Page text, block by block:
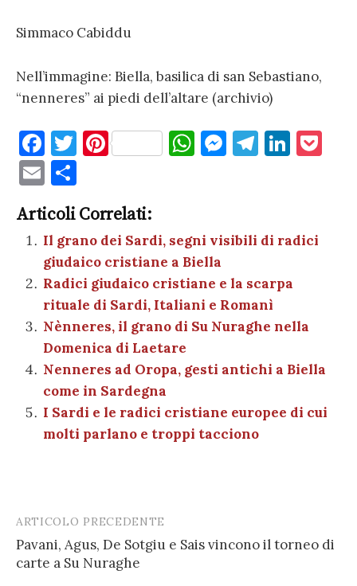
Simmaco Cabiddu
Nell’immagine: Biella, basilica di san Sebastiano,
“nenneres” ai piedi dell’altare (archivio)
F
a
c
e
b
o
o
k
T
te
r
Pi
es
t
W
A
p
p
M
g
er
T
a
Li
dI
E
m
ai
l
n
di
vi
di
Articoli Correlati:
Il grano dei Sardi, segni visibili di radici
giudaico cristiane a Biella
Radici giudaico cristiane e la scarpa
rituale di Sardi, Italiani e Romanì
Nènneres, il grano di Su Nuraghe nella
Domenica di Laetare
Nenneres ad Oropa, gesti antichi a Biella
come in Sardegna
I Sardi e le radici cristiane europee di cui
molti parlano e troppi tacciono
Post
navigation
ARTICOLO PRECEDENTE
Pavani, Agus, De Sotgiu e Sais vincono il torneo di
carte a Su Nuraghe